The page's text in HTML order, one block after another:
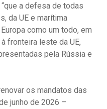
a defesa de todas
da UE e marítima
como um todo, em
fronteira leste da UE,
pela Rússia e
os mandatos das
junho de 2026 –